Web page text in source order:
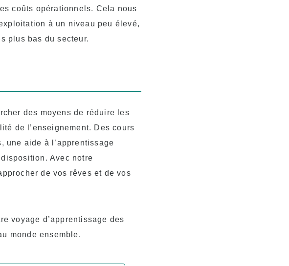
coûts opérationnels. Cela nous
à un niveau peu élevé,
plus bas du secteur.
des moyens de réduire les
de l’enseignement. Des cours
une aide à l’apprentissage
Avec notre
de vos rêves et de vos
voyage d’apprentissage des
monde ensemble.